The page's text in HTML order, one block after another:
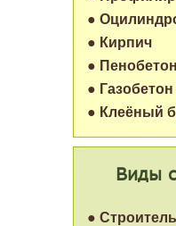
Виды
●
●
● Кирпич
● Пенобетон
● Газобетон
● Клеёный